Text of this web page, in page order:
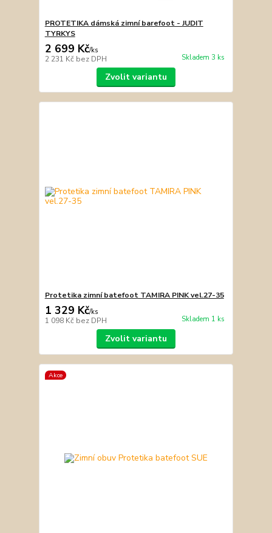
PROTETIKA dámská zimní barefoot - JUDIT
TYRKYS
2 699 Kč/ks
2 231 Kč bez DPH Skladem 3 ks
Zvolit variantu
Protetika zimní batefoot TAMIRA PINK vel.27-35
1 329 Kč/ks
1 098 Kč bez DPH Skladem 1 ks
Zvolit variantu
Akce